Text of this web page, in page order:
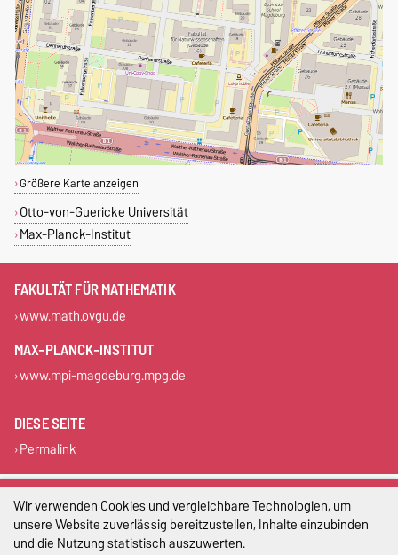
Größere Karte anzeigen
Otto-von-Guericke Universität
Max-Planck-Institut
FAKULTÄT FÜR MATHEMATIK
www.math.ovgu.de
MAX-PLANCK-INSTITUT
www.mpi-magdeburg.mpg.de
DIESE SEITE
Permalink
Impressum
Datenschutz
Wir verwenden Cookies und vergleichbare Technologien, um
unsere Website zuverlässig bereitzustellen, Inhalte einzubinden
und die Nutzung statistisch auszuwerten.